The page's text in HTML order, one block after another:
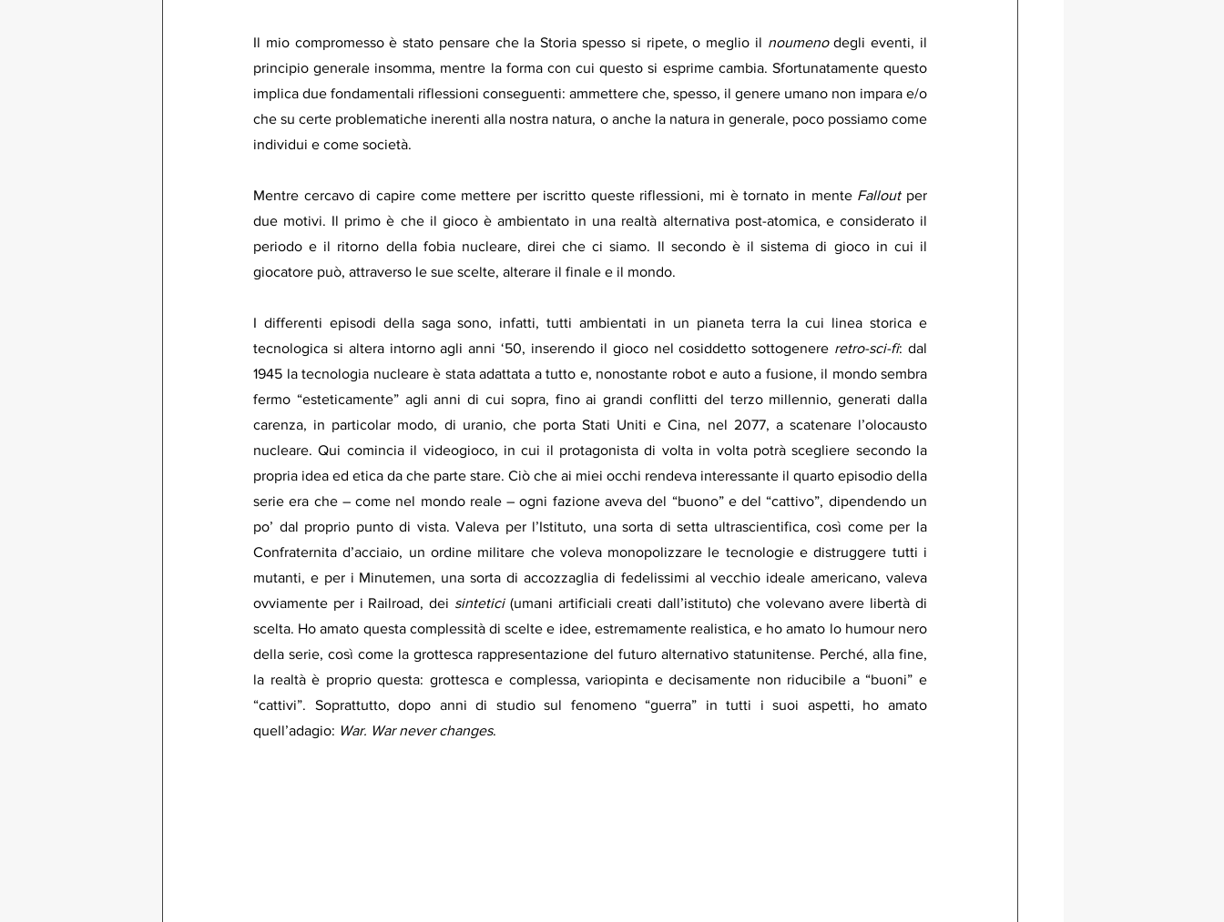
Il mio compromesso è stato pensare che la Storia spesso si ripete, o meglio il noumeno degli eventi, il
principio generale insomma, mentre la forma con cui questo si esprime cambia. Sfortunatamente questo
implica due fondamentali riflessioni conseguenti: ammettere che, spesso, il genere umano non impara e/o
che su certe problematiche inerenti alla nostra natura, o anche la natura in generale, poco possiamo come
individui e come società.
Mentre cercavo di capire come mettere per iscritto queste riflessioni, mi è tornato in mente Fallout per
due motivi. Il primo è che il gioco è ambientato in una realtà alternativa post-atomica, e considerato il
periodo e il ritorno della fobia nucleare, direi che ci siamo. Il secondo è il sistema di gioco in cui il
giocatore può, attraverso le sue scelte, alterare il finale e il mondo.
I differenti episodi della saga sono, infatti, tutti ambientati in un pianeta terra la cui linea storica e
tecnologica si altera intorno agli anni ‘50, inserendo il gioco nel cosiddetto sottogenere retro-sci-fi: dal
1945 la tecnologia nucleare è stata adattata a tutto e, nonostante robot e auto a fusione, il mondo sembra
fermo “esteticamente” agli anni di cui sopra, fino ai grandi conflitti del terzo millennio, generati dalla
carenza, in particolar modo, di uranio, che porta Stati Uniti e Cina, nel 2077, a scatenare l’olocausto
nucleare. Qui comincia il videogioco, in cui il protagonista di volta in volta potrà scegliere secondo la
propria idea ed etica da che parte stare. Ciò che ai miei occhi rendeva interessante il quarto episodio della
serie era che – come nel mondo reale – ogni fazione aveva del “buono” e del “cattivo”, dipendendo un
po’ dal proprio punto di vista. Valeva per l’Istituto, una sorta di setta ultrascientifica, così come per la
Confraternita d’acciaio, un ordine militare che voleva monopolizzare le tecnologie e distruggere tutti i
mutanti, e per i Minutemen, una sorta di accozzaglia di fedelissimi al vecchio ideale americano, valeva
ovviamente per i Railroad, dei sintetici (umani artificiali creati dall’istituto) che volevano avere libertà di
scelta. Ho amato questa complessità di scelte e idee, estremamente realistica, e ho amato lo humour nero
della serie, così come la grottesca rappresentazione del futuro alternativo statunitense. Perché, alla fine,
la realtà è proprio questa: grottesca e complessa, variopinta e decisamente non riducibile a “buoni” e
“cattivi”. Soprattutto, dopo anni di studio sul fenomeno “guerra” in tutti i suoi aspetti, ho amato
quell’adagio: War. War never changes.